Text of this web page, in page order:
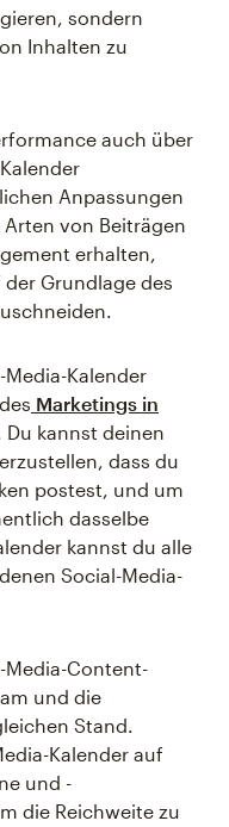
sondern
Inhalten zu
auch über
Anpassungen
von Beiträgen
erhalten,
Grundlage des
Kalender
Marketings in
kannst deinen
dass du
postest, und um
dasselbe
kannst du alle
Social-Media-
Media-Content-
und die
Stand.
Kalender auf
und -
die Reichweite zu